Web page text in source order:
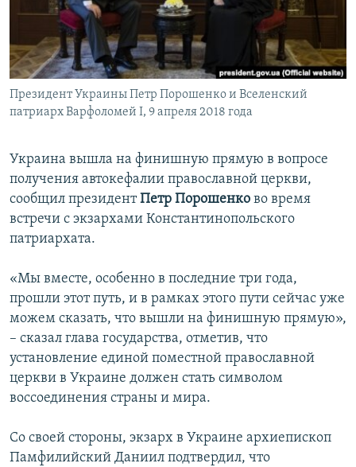
ПОБЕДИТЕЛЕЙ НЕ СУДЯТ?
КРЫМ.НЕПОКОРЕННЫЙ
ELIFBE
УКРАИНСКАЯ ПРОБЛЕМА КРЫМА
ПРИСОЕДИНЯЙТЕСЬ!
Все сайты RFE/RL
Президент Украины Петр Порошенко и Вселенский
патриарх Варфоломей I, 9 апреля 2018 года
Украина вышла на финишную прямую в вопросе
получения автокефалии православной церкви,
сообщил президентПетр Порошенко во время
встречи с экзархами Константинопольского
патриархата.
«Мы вместе, особенно в последние три года,
прошли этот путь, и в рамках этого пути сейчас уже
можем сказать, что вышли на финишную прямую»,
– сказал глава государства, отметив, что
установление единой поместной православной
церкви в Украине должен стать символом
воссоединения страны и мира.
Со своей стороны, экзарх в Украине архиепископ
Памфилийский Даниил подтвердил, что